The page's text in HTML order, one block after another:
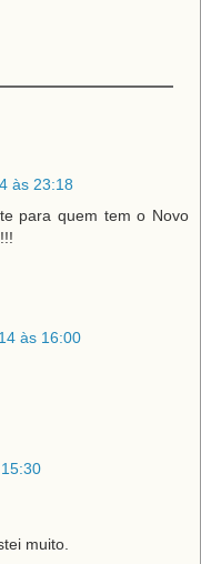
às 23:18
para quem tem o Novo
às 16:00
muito.